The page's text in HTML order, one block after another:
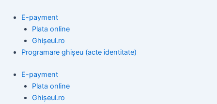
content
E-payment
Plata online
Ghișeul.ro
Programare ghișeu (acte identitate)
E-payment
Plata online
Ghișeul.ro